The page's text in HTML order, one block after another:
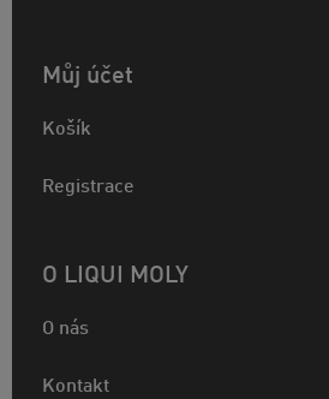
Můj účet
Košík
Registrace
O LIQUI MOLY
O nás
Kontakt